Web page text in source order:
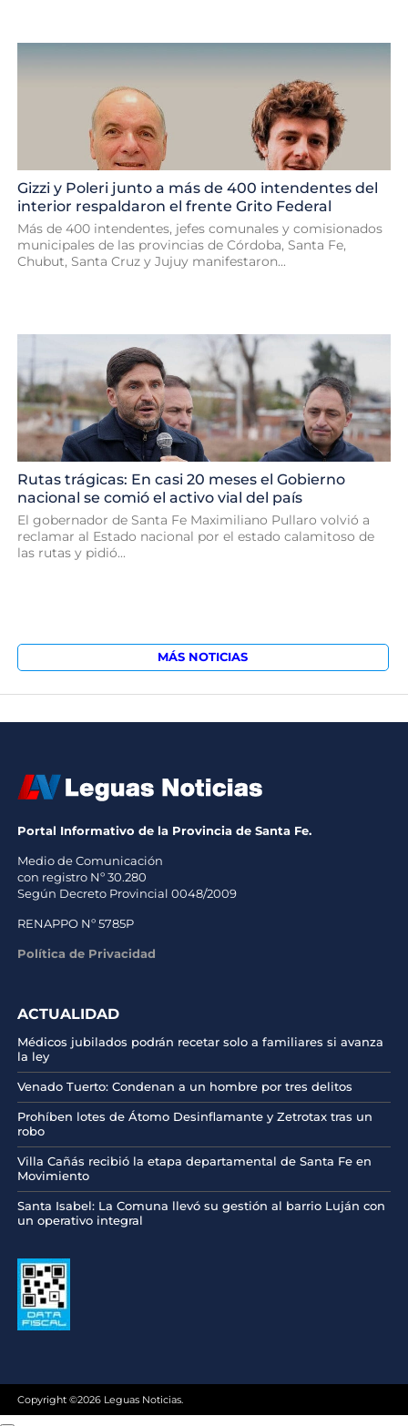
Gizzi y Poleri junto a más de 400 intendentes del
interior respaldaron el frente Grito Federal
Más de 400 intendentes, jefes comunales y comisionados
municipales de las provincias de Córdoba, Santa Fe,
Chubut, Santa Cruz y Jujuy manifestaron...
Rutas trágicas: En casi 20 meses el Gobierno
nacional se comió el activo vial del país
El gobernador de Santa Fe Maximiliano Pullaro volvió a
reclamar al Estado nacional por el estado calamitoso de
las rutas y pidió...
MÁS NOTICIAS
Portal Informativo de la Provincia de Santa Fe.
Medio de Comunicación
con registro Nº 30.280
Según Decreto Provincial 0048/2009
RENAPPO Nº 5785P
Política de Privacidad
ACTUALIDAD
Médicos jubilados podrán recetar solo a familiares si avanza
la ley
Venado Tuerto: Condenan a un hombre por tres delitos
Prohíben lotes de Átomo Desinflamante y Zetrotax tras un
robo
Villa Cañás recibió la etapa departamental de Santa Fe en
Movimiento
Santa Isabel: La Comuna llevó su gestión al barrio Luján con
un operativo integral
Copyright ©2026 Leguas Noticias.